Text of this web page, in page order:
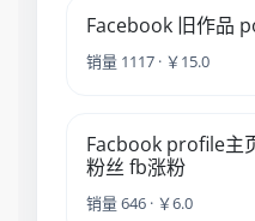
Facebook 旧作品
销量 1117 · ￥15.0
Facbook profile主
粉丝 fb涨粉
销量 646 · ￥6.0